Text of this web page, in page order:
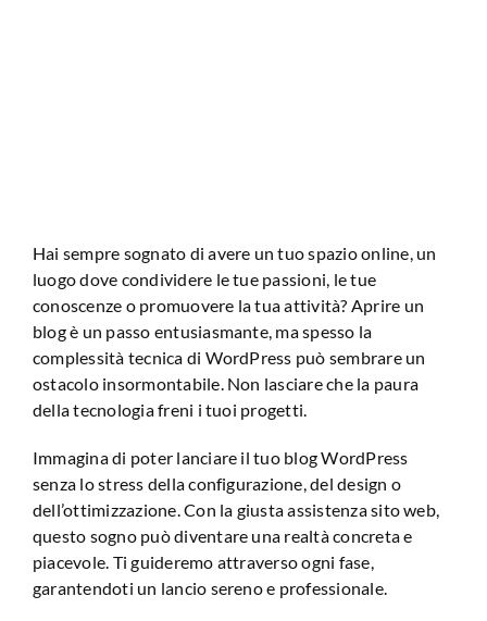
Hai sempre sognato di avere un tuo spazio online, un
luogo dove condividere le tue passioni, le tue
conoscenze o promuovere la tua attività? Aprire un
blog è un passo entusiasmante, ma spesso la
complessità tecnica di WordPress può sembrare un
ostacolo insormontabile. Non lasciare che la paura
della tecnologia freni i tuoi progetti.
Immagina di poter lanciare il tuo blog WordPress
senza lo stress della configurazione, del design o
dell’ottimizzazione. Con la giusta assistenza sito web,
questo sogno può diventare una realtà concreta e
piacevole. Ti guideremo attraverso ogni fase,
garantendoti un lancio sereno e professionale.